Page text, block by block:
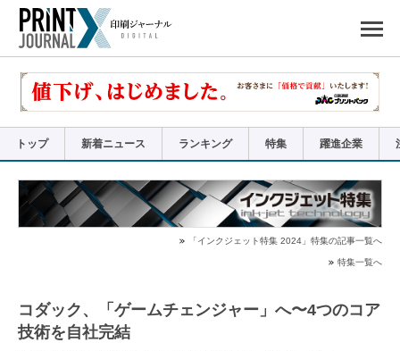
で
リ
トップ 新着ニュース ランキング 特集 躍進企業
「インクジェット特集 2024」特集の記事一覧へ
特集一覧へ
コダック、「ゲームチェンジャー」へ〜4つのコア
技術を自社完結